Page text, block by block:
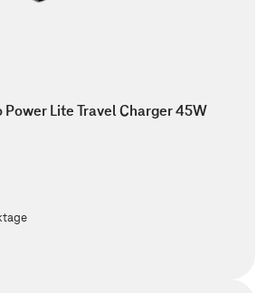
Lite Travel Charger 45W